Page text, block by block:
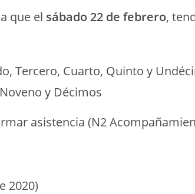
que el sábado 22 de febrero,
Tercero, Cuarto, Quinto y
y Décimos
asistencia (N2
2020)